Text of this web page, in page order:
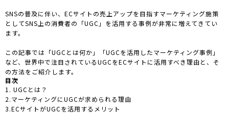
SNSの普及に伴い、ECサイトの売上アップを目指すマーケティング施策
としてSNS上の消費者の「UGC」を活用する事例が非常に増えてきてい
ます。
この記事では「UGCとは何か」「UGCを活用したマーケティング事例」
など、世界中で注目されているUGCをECサイトに活用すべき理由と、そ
の方法をご紹介します。
目次
1. UGCとは？
2.マーケティングにUGCが求められる理由
3.ECサイトがUGCを活用するメリット